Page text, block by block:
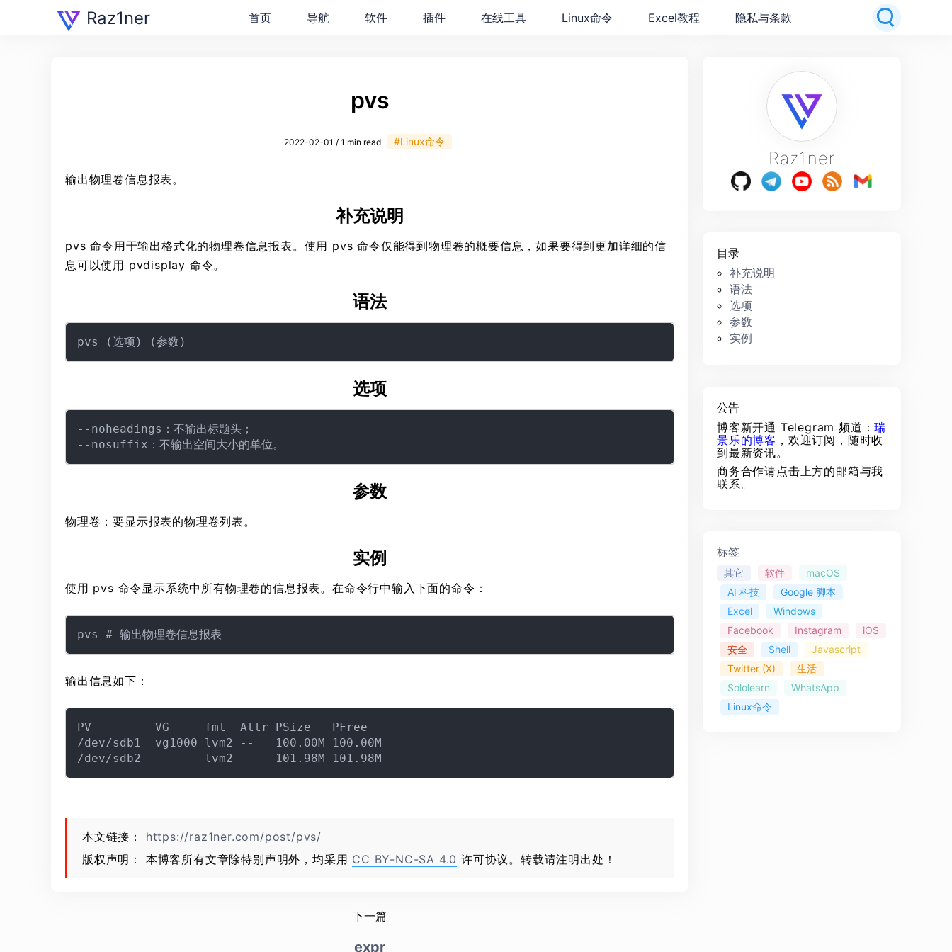
Raz1ner 首页 导航 软件 插件 在线工具 Linux命令 Excel教程 隐私与条款
pvs
2022-02-01 / 1 min read #Linux命令
输出物理卷信息报表。
补充说明
pvs 命令用于输出格式化的物理卷信息报表。使用 pvs 命令仅能得到物理卷的概要信息，如果要得到更加详细的信
息可以使用 pvdisplay 命令。
语法
选项
--noheadings：不输出标题头；
参数
物理卷：要显示报表的物理卷列表。
实例
使用 pvs 命令显示系统中所有物理卷的信息报表。在命令行中输入下面的命令：
输出信息如下：
PV         VG     fmt  Attr PSize   PFree
/dev/sdb1  vg1000 lvm2 --   100.00M 100.00M
本文链接： https://raz1ner.com/post/pvs/
版权声明： 本博客所有文章除特别声明外，均采用 CC BY-NC-SA 4.0 许可协议。转载请注明出处！
下一篇
expr
Raz1ner
目录
补充说明
语法
选项
参数
实例
公告
博客新开通 Telegram 频道：瑞
景乐的博客 ，欢迎订阅，随时收
到最新资讯。
商务合作请点击上方的邮箱与我
联系。
标签
其它 软件
macOS
AI 科技
Google 脚本
Excel
Windows
Facebook
Instagram
iOS
安全
Shell
Javascript
Twitter (X)
生活
Sololearn
WhatsApp
Linux命令